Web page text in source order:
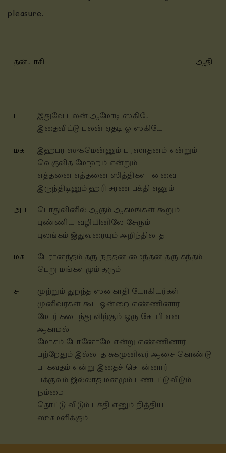
pleasure.
தன்யாசி ஆதி
ப
இதுவே பலன் ஆமோடி ஸகியே
இதைவிட்டு பலன் ஏதடி ஓ ஸகியே
மக
இஹபர ஸுகமென்னும் பரஸாதனம் என்றும்
வெகுவித மோஹம் என்றும்
எத்தனை எத்தனை ஸித்திகளானவை
இருந்திடினும் ஹரி சரண பக்தி எனும்
அப
பொதுவினில் ஆகும் ஆகமங்கள் கூறும்
புண்ணிய வழியினிலே சேரும்
புலங்கம் இதுவரையும் அறிந்திலாத
மக
பேரானந்தம் தரு நந்தன் மைந்தன் தரு கந்தம்
பெறு மங்களமும் தரும்
ச
முற்றும் துறந்த ஸனகாதி யோகியர்கள்
முனிவர்கள் கூட ஒன்றை எண்ணினார்
மோர் கடைந்து விற்கும் ஒரு கோபி என
ஆகாமல்
மோசம் போனோமே என்று எண்ணினார்
பற்றேதும் இல்லாத சுகமுனிவர் ஆசை கொண்டு
பாகவதம் என்று இதைச் சொன்னார்
பக்குவம் இல்லாத மனமும் பண்பட்டுவிடும்
நம்மை
தொட்டு விடும் பக்தி எனும் நித்திய
ஸுகமளிக்கும்